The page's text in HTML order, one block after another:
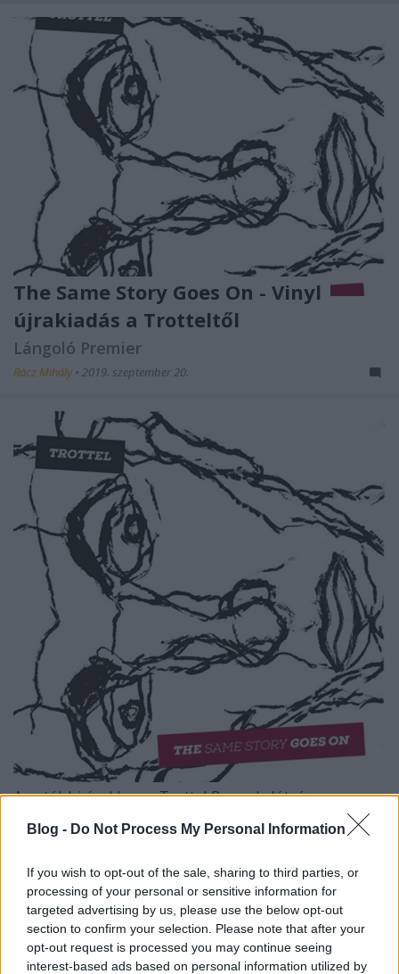
Blog - Do Not Process My Personal Information
If you wish to opt-out of the sale, sharing to third parties, or
processing of your personal or sensitive information for
targeted advertising by us, please use the below opt-out
section to confirm your selection. Please note that after your
opt-out request is processed you may continue seeing
interest-based ads based on personal information utilized by
The Same Story Goes On - Vinyl
újrakiadás a Trotteltől
Lángoló Premier
Rácz Mihály • 2019. szeptember 20.
Az utóbbi években a Trottel Records látványos
bakelitkiadásba forgatta tapasztalatait és kreatív
energiáit, és elnézve az eddigi lemezáradatot, ...